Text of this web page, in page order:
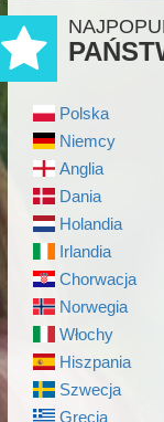
Polska
Niemcy
Anglia
Dania
Holandia
Irlandia
Chorwacja
Norwegia
Włochy
Hiszpania
Szwecja
Grecja